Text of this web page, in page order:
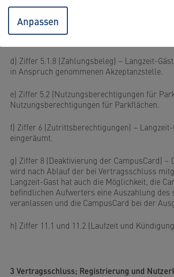
Anpassen
Nutzerkonto, so dass die Verpflichtung zur
c) Ziffer 5.1.5 (Aufwertung) – Eine
den sich im Nutzungsgebieten befindlichen
d) Ziffer 5.1.8 (Zahlungsbeleg) – Langzeit-
in Anspruch genommenen Akzeptanzstelle.
e) Ziffer 5.2 (Nutzungsberechtigungen für
Nutzungsberechtigungen für Parkflächen.
f) Ziffer 6 (Zutrittsberechtigungen) –
eingeräumt.
g) Ziffer 8 (Deaktivierung der CampusCard) –
wird nach Ablauf der bei Vertragsschluss
Langzeit-Gast hat auch die Möglichkeit, die
befindlichen Aufwerters eine Auszahlung
veranlassen und die CampusCard bei der
h) Ziffer 11.1 und 11.2 (Laufzeit und
3 Vertragsschluss; Registrierung und